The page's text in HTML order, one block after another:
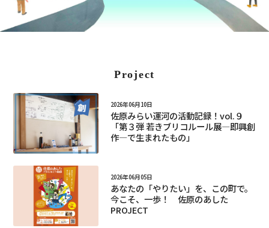
Project
2026年06月10日
佐原みらい運河の活動記録！vol.９
「第３弾 若きブリコルール展―即興創
作―で生まれたもの」
2026年06月05日
あなたの「やりたい」を、この町で。
今こそ、一歩！ 佐原のあした
PROJECT